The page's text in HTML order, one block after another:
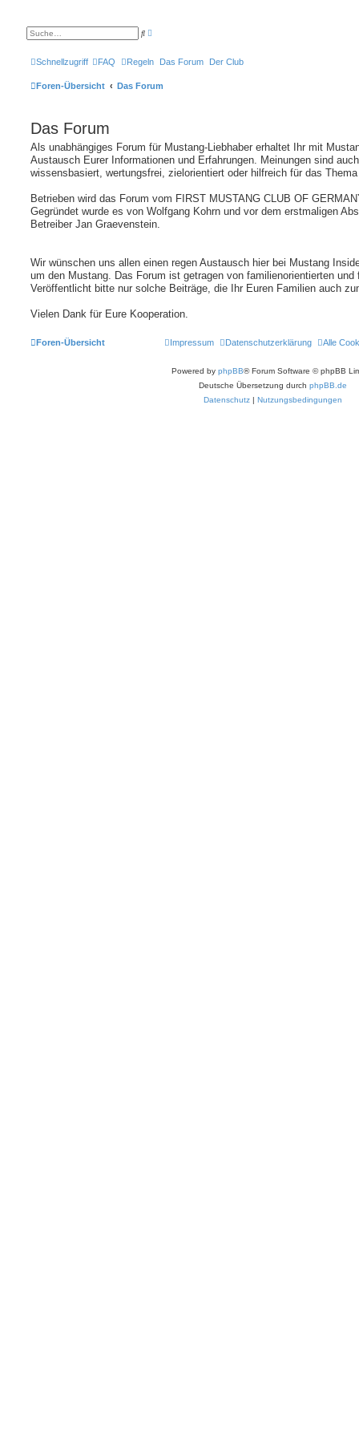
S
h
e i
e
r
h
e
Schnellzugriff FAQ Regeln Das Forum Der Club
Foren-Übersicht Das Forum
Das Forum
Als unabhängiges Forum für Mustang-Liebhaber erhaltet Ihr mit
Austausch Eurer Informationen und Erfahrungen. Meinungen sind
wissensbasiert, wertungsfrei, zielorientiert oder hilfreich für das
Betrieben wird das Forum vom FIRST MUSTANG CLUB OF
Gegründet wurde es von Wolfgang Kohrn und vor dem erstmaligen
Betreiber Jan Graevenstein.
Wir wünschen uns allen einen regen Austausch hier bei Mustang
um den Mustang. Das Forum ist getragen von familienorientierten und
Veröffentlicht bitte nur solche Beiträge, die Ihr Euren Familien auch
Vielen Dank für Eure Kooperation.
Foren-Übersicht Alle
Datenschutzerklärung
Impressum
Powered by phpBB® Forum Software © phpBB
Deutsche Übersetzung durch phpBB.de
Datenschutz | Nutzungsbedingungen